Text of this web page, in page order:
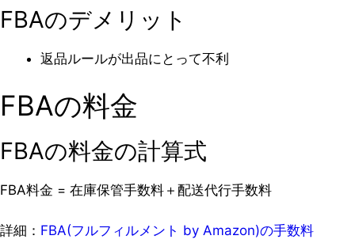
FBAのデメリット
返品ルールが出品にとって不利
FBAの料金
FBAの料金の計算式
FBA料金 = 在庫保管手数料＋配送代行手数料
詳細： FBA(フルフィルメント by Amazon)の手数料